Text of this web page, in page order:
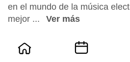
en el mundo de la música
mejor ...
Ver más